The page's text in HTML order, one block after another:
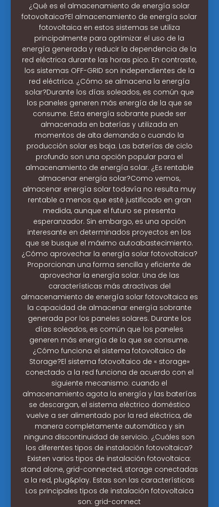
¿Qué es el almacenamiento de energía solar
fotovoltaica?El almacenamiento de energía solar
fotovoltaica en estos sistemas se utiliza
principalmente para optimizar el uso de la
energía generada y reducir la dependencia de la
red eléctrica durante las horas pico. En contraste,
los sistemas OFF-GRID son independientes de la
red eléctrica. ¿Cómo se almacena la energía
solar?Durante los días soleados, es común que
los paneles generen más energía de la que se
consume. Esta energía sobrante puede ser
almacenada en baterías y utilizada en
momentos de alta demanda o cuando la
producción solar es baja. Las baterías de ciclo
profundo son una opción popular para el
almacenamiento de energía solar. ¿Es rentable
almacenar energía solar?Como vemos,
almacenar energía solar todavía no resulta muy
rentable a menos que esté justificado en gran
medida, aunque el futuro se presenta
esperanzador. Sin embargo, es una opción
interesante en determinados proyectos en los
que se busque el máximo autoabastecimiento.
¿Cómo aprovechar la energía solar fotovoltaica?
Proporcionan una forma sencilla y eficiente de
aprovechar la energía solar. Una de las
características más atractivas del
almacenamiento de energía solar fotovoltaica es
la capacidad de almacenar energía sobrante
generada por los paneles solares. Durante los
días soleados, es común que los paneles
generen más energía de la que se consume.
¿Cómo funciona el sistema fotovoltaico de
Storage?El sistema fotovoltaico de « storage»
conectado a la red funciona de acuerdo con el
siguiente mecanismo: cuando el
almacenamiento agota la energía y las baterías
se descargan, el sistema eléctrico doméstico
vuelve a ser alimentado por la red eléctrica, de
manera completamente automática y sin
ninguna discontinuidad de servicio. ¿Cuáles son
los diferentes tipos de instalación fotovoltaica?
Existen varios tipos de instalación fotovoltaica:
stand alone, grid-connected, storage conectadas
a la red, plug&play. Estas son las características
Los principales tipos de instalación fotovoltaica
son: grid-connect